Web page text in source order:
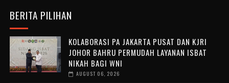
BERITA PILIHAN
KOLABORASI PA JAKARTA PUSAT DAN KJRI
JOHOR BAHRU PERMUDAH LAYANAN ISBAT
NIKAH BAGI WNI
AUGUST 06, 2026